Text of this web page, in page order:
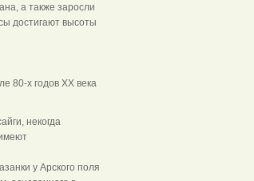
а также заросли
достигают высоты
кожи).
80-х годов XX века
некогда
у Арского поля